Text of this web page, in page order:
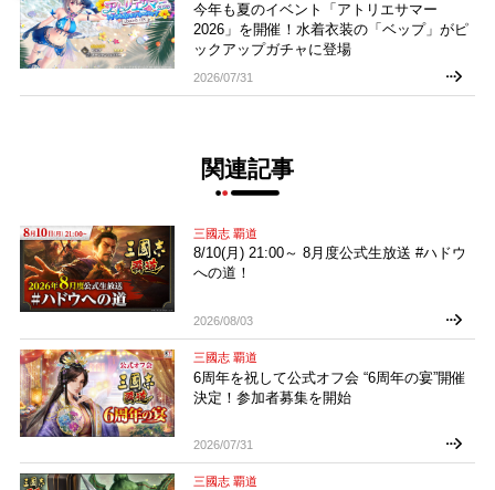
今年も夏のイベント「アトリエサマー
2026」を開催！水着衣装の「ベップ」がピ
ックアップガチャに登場
2026/07/31
関連記事
三國志 覇道
8/10(月) 21:00～ 8月度公式生放送 #ハドウ
への道！
2026/08/03
三國志 覇道
6周年を祝して公式オフ会 “6周年の宴”開催
決定！参加者募集を開始
2026/07/31
三國志 覇道